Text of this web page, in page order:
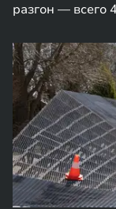
разгон — всего